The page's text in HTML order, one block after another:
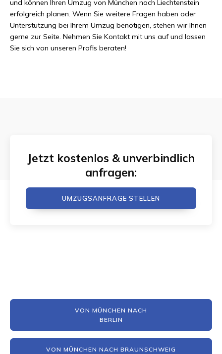
und können Ihren Umzug von München nach Liechtenstein
erfolgreich planen. Wenn Sie weitere Fragen haben oder
Unterstützung bei Ihrem Umzug benötigen, stehen wir Ihnen
gerne zur Seite. Nehmen Sie Kontakt mit uns auf und lassen
Sie sich von unseren Profis beraten!
Jetzt kostenlos & unverbindlich
anfragen:
UMZUGSANFRAGE STELLEN
VON MÜNCHEN NACH
BERLIN
VON MÜNCHEN NACH BRAUNSCHWEIG